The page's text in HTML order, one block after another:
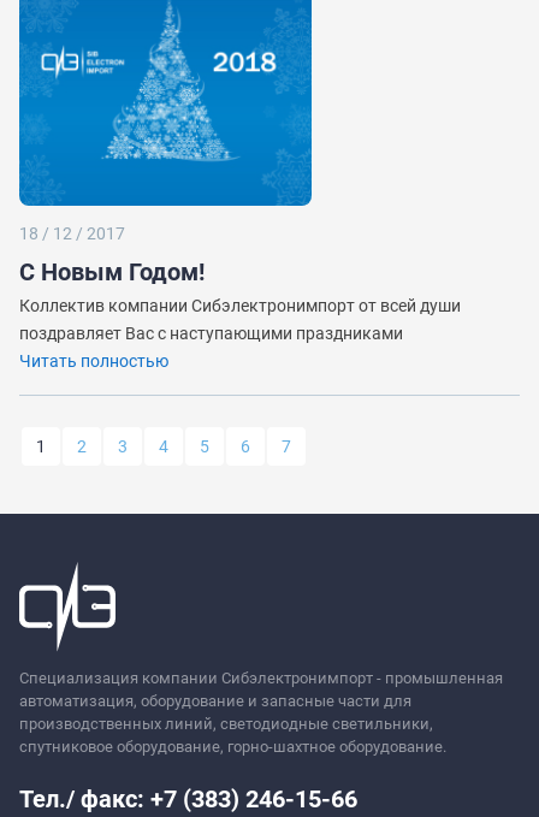
18 / 12 / 2017
С Новым Годом!
Коллектив компании Сибэлектронимпорт от всей души
поздравляет Вас с наступающими праздниками
Читать полностью
1 2 3 4 5 6 7
Специализация компании Сибэлектронимпорт - промышленная
автоматизация, оборудование и запасные части для
производственных линий, светодиодные светильники,
спутниковое оборудование, горно-шахтное оборудование.
Тел./ факс: +7 (383) 246-15-66